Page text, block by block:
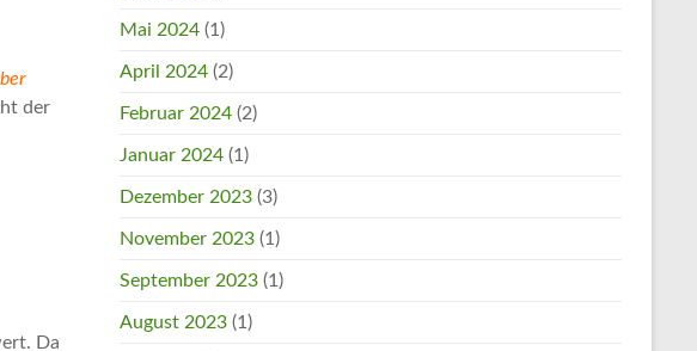
der
Da
Mai 2024 (1)
April 2024 (2)
Februar 2024 (2)
Januar 2024 (1)
Dezember 2023 (3)
November 2023 (1)
September 2023 (1)
August 2023 (1)